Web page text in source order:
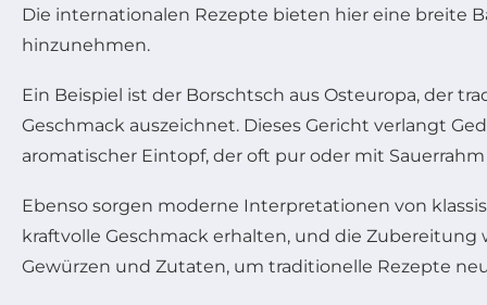
Die internationalen Rezepte bieten hier eine breite
hinzunehmen.
Ein Beispiel ist der Borschtsch aus Osteuropa, der
Geschmack auszeichnet. Dieses Gericht verlangt
aromatischer Eintopf, der oft pur oder mit
Ebenso sorgen moderne Interpretationen von
kraftvolle Geschmack erhalten, und die
Gewürzen und Zutaten, um traditionelle Rezepte